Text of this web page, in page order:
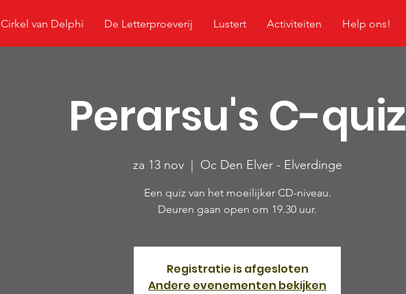
Cirkel van Delphi De Letterproeverij Lustert Activiteiten Help ons!
Perarsu's C-quiz
za 13 nov
  |
Oc Den Elver - Elverdinge
Een quiz van het moeilijker CD-niveau.
Deuren gaan open om 19.30 uur.
Registratie is afgesloten
Andere evenementen bekijken